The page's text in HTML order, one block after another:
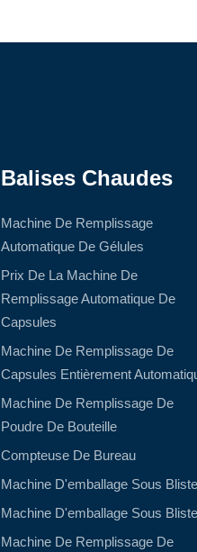
Balises Chaudes
Machine De Remplissage
Automatique De Gélules
Prix De La Machine De
Remplissage Automatique De
Capsules
Machine De Remplissage De
Capsules Entièrement
Machine De Remplissage De
Poudre De Bouteille
Compteuse De Bureau
Machine D'emballage Sous
Machine D'emballage Sous
Machine De Remplissage De